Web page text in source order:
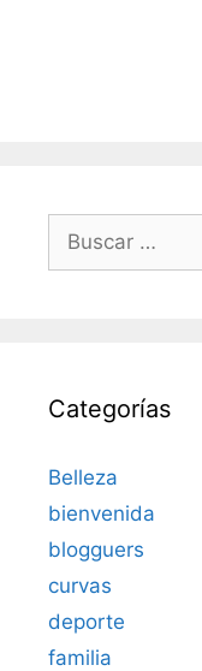
Categorías
Belleza
bienvenida
blogguers
curvas
deporte
familia